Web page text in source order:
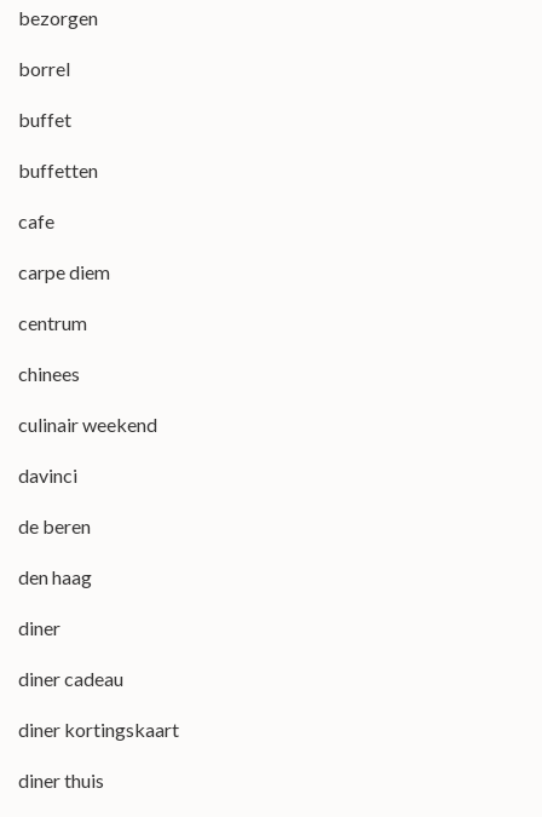
bezorgen
borrel
buffet
buffetten
cafe
carpe diem
centrum
chinees
culinair weekend
davinci
de beren
den haag
diner
diner cadeau
diner kortingskaart
diner thuis